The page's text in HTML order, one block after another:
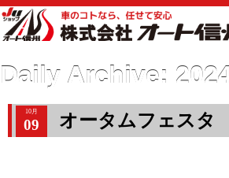
Daily Archive:
10月
09 オータムフェスタ